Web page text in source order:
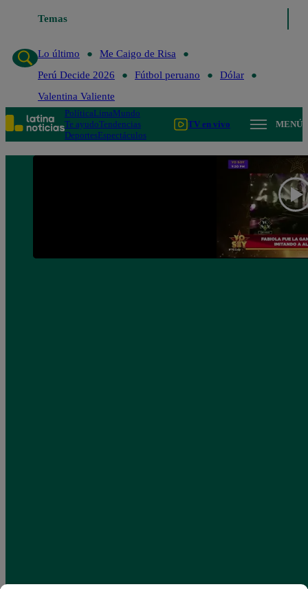
Temas
Lo último
Me Caigo de Risa
Perú Decide 2026
Fútbol peruano
Dólar
Valentina Valiente
PolíticaLimaMundo
Te ayudoTendencias
DeportesEspectáculos
TV en vivo MENÚ